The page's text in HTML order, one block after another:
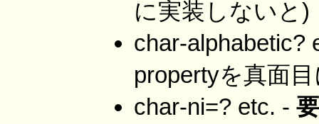
に実装しないと)
char-alphabetic?
propertyを真面
char-ni=? etc. -